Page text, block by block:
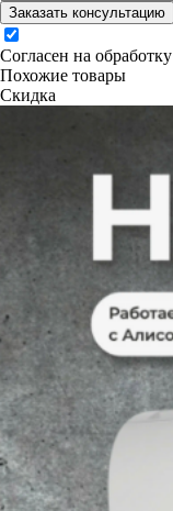
Заказать консультацию
Согласен на обработку
Похожие товары
Скидка